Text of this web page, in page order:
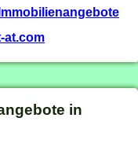
at.com
in